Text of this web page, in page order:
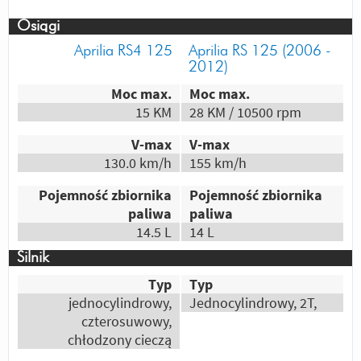
Odpowiedz| Przydatna (3)| Nieprzydatna (0)
Odpowiedz| Przydatna (3)| Nieprzydatna (0)
Autor:Gość
2t power :D
Borys
Najmocniejsza 125'ka, wygląd, no i Ta piękna
przednia owiewka <3
Odpowiedz| Przydatna (4)| Nieprzydatna (2)
Prawdziwa moc 2t
Odpowiedz
Osiągi
Aprilia RS4 125
Aprilia RS 125 (2006 -
2012)
Moc max.
15 KM
28 KM / 10500 rpm
Moc max.
V-max
130.0 km/h
155 km/h
V-max
Pojemność zbiornika
paliwa
14.5 L
14 L
Pojemność zbiornika
paliwa
Silnik
Typ
jednocylindrowy,
czterosuwowy,
chłodzony cieczą
Jednocylindrowy, 2T,
Typ